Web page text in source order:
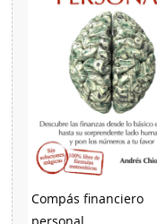
Compás financiero